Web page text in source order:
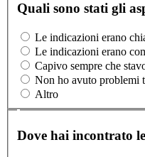
Quali sono stati gli
Le indicazioni erano
Le indicazioni erano
Capivo sempre che
Non ho avuto problemi
Altro
Dove hai incontrato